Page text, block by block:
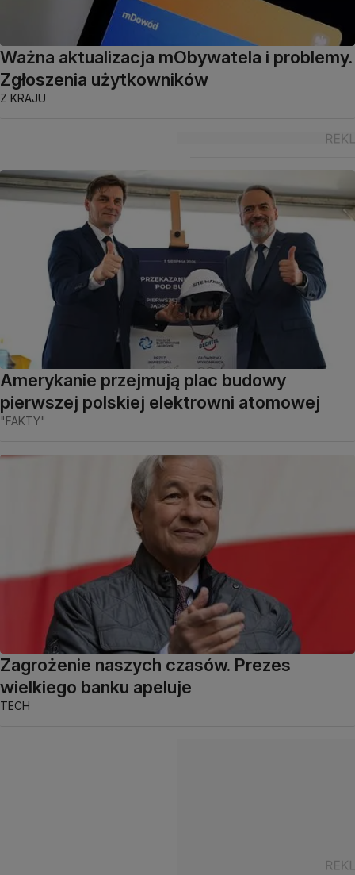
Ważna aktualizacja mObywatela i problemy.
Zgłoszenia użytkowników
Z KRAJU
Amerykanie przejmują plac budowy
pierwszej polskiej elektrowni atomowej
"FAKTY"
Zagrożenie naszych czasów. Prezes
wielkiego banku apeluje
TECH